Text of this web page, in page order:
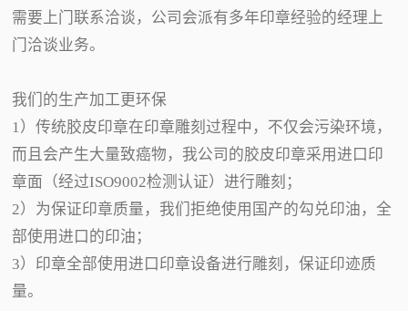
需要上门联系洽谈，公司会派有多年印章经验的经理上
门洽谈业务。
我们的生产加工更环保
1）传统胶皮印章在印章雕刻过程中，不仅会污染环境，
而且会产生大量致癌物，我公司的胶皮印章采用进口印
章面（经过ISO9002检测认证）进行雕刻；
2）为保证印章质量，我们拒绝使用国产的勾兑印油，全
部使用进口的印油；
3）印章全部使用进口印章设备进行雕刻，保证印迹质
量。